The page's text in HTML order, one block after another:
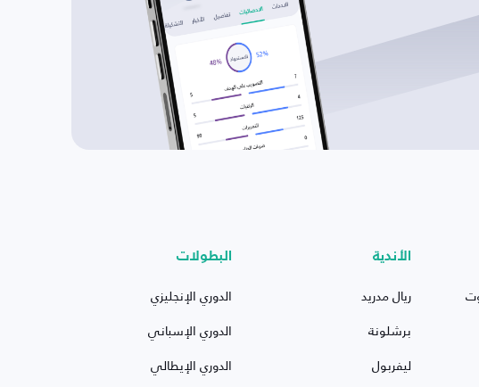
الأندية
ريال مدريد
برشلونة
ليفربول
البطولات
الدوري الإنجليزي
الدوري الإسباني
الدوري الإيطالي